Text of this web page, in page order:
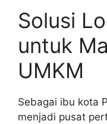
Solusi
untuk
UMKM
Sebagai ibu kota
menjadi pusat